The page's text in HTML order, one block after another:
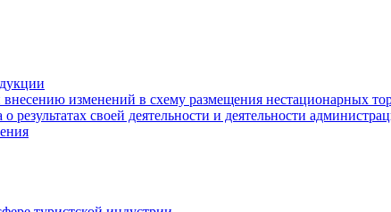
изменений в схему размещения нестационарных
своей деятельности и деятельности